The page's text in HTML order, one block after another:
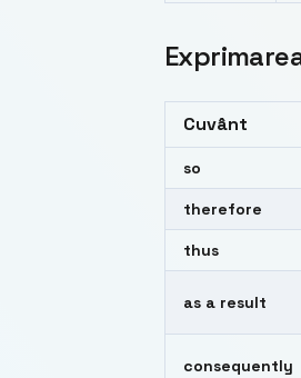
Cuvânt
so
therefore
thus
as a result
consequently